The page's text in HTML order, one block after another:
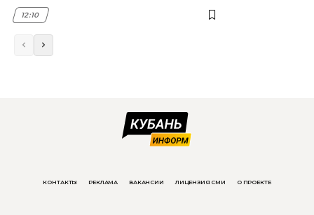
12:10
КОНТАКТЫ РЕКЛАМА ВАКАНСИИ ЛИЦЕНЗИЯ СМИ О ПРОЕКТЕ